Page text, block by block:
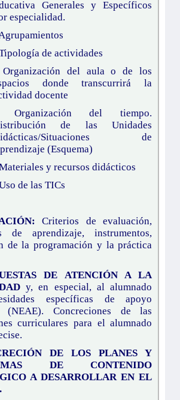
Generales y Específicos
especialidad.
de actividades
Organización del aula o de los
donde transcurrirá la
docente
Organización del tiempo.
de las Unidades
Situaciones de
(Esquema)
y recursos didácticos
de las TICs
Criterios de evaluación,
de aprendizaje, instrumentos,
de la programación y la práctica
DE ATENCIÓN A LA
y, en especial, al alumnado
específicas de apoyo
(NEAE). Concreciones de las
curriculares para el alumnado
DE LOS PLANES Y
DE CONTENIDO
A DESARROLLAR EN EL